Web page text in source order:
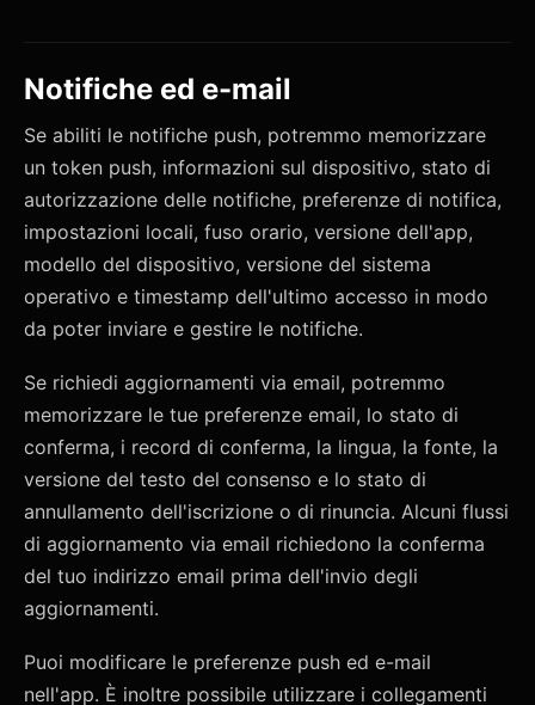
Notifiche ed e-mail
Se abiliti le notifiche push, potremmo memorizzare
un token push, informazioni sul dispositivo, stato di
autorizzazione delle notifiche, preferenze di notifica,
impostazioni locali, fuso orario, versione dell'app,
modello del dispositivo, versione del sistema
operativo e timestamp dell'ultimo accesso in modo
da poter inviare e gestire le notifiche.
Se richiedi aggiornamenti via email, potremmo
memorizzare le tue preferenze email, lo stato di
conferma, i record di conferma, la lingua, la fonte, la
versione del testo del consenso e lo stato di
annullamento dell'iscrizione o di rinuncia. Alcuni flussi
di aggiornamento via email richiedono la conferma
del tuo indirizzo email prima dell'invio degli
aggiornamenti.
Puoi modificare le preferenze push ed e-mail
nell'app. È inoltre possibile utilizzare i collegamenti